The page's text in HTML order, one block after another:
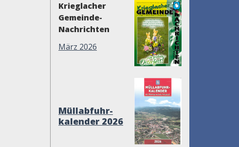
Krieglacher
Gemeinde-
Nachrichten
März 2026
Müllabfuhr-
kalender 2026